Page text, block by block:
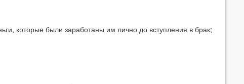
которые были заработаны им лично до вступления в брак;